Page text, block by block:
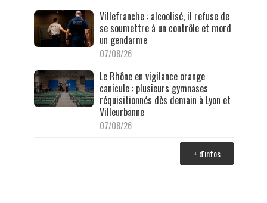
Villefranche : alcoolisé, il refuse de
se soumettre à un contrôle et mord
un gendarme
07/08/26
Le Rhône en vigilance orange
canicule : plusieurs gymnases
réquisitionnés dès demain à Lyon et
Villeurbanne
07/08/26
+ d'infos